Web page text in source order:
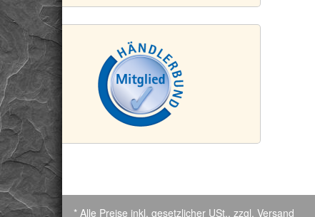
* Alle Preise inkl. gesetzlicher USt., zzgl. Versand